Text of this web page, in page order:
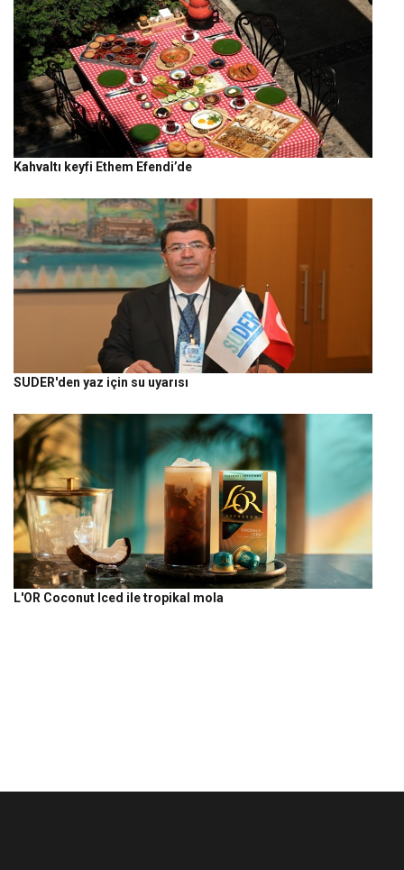
Kahvaltı keyfi Ethem Efendi’de
SUDER'den yaz için su uyarısı
L'OR Coconut Iced ile tropikal mola